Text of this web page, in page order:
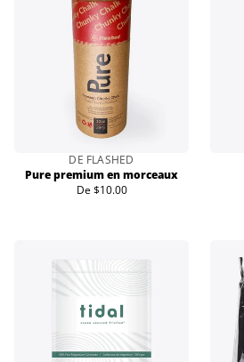
DE FLASHED
Pure premium en morceaux
Prix
De $10.00